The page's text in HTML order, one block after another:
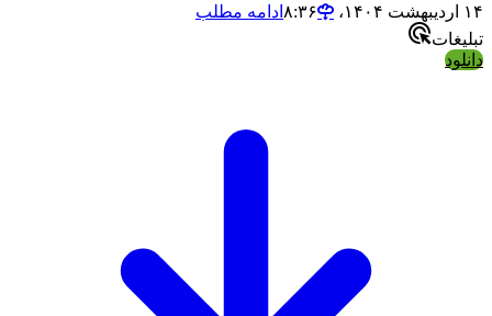
۱۴ اردیبهشت ۱۴۰۴،‏ ۸:۳۶
ادامه مطلب
تبلیغات
دانلود